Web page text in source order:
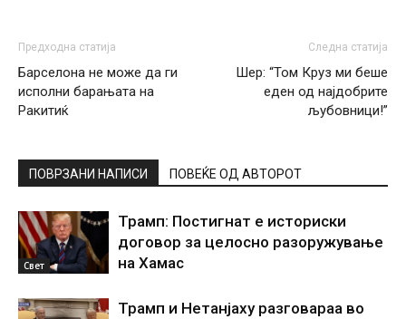
Предходна статија
Барселона не може да ги
исполни барањата на
Ракитиќ
Следна статија
Шер: “Том Круз ми беше
еден од најдобрите
љубовници!”
ПОВРЗАНИ НАПИСИ ПОВЕЌЕ ОД АВТОРОТ
Свет
Трамп: Постигнат е историски
договор за целосно разоружување
на Хамас
Трамп и Нетанјаху разговараа во